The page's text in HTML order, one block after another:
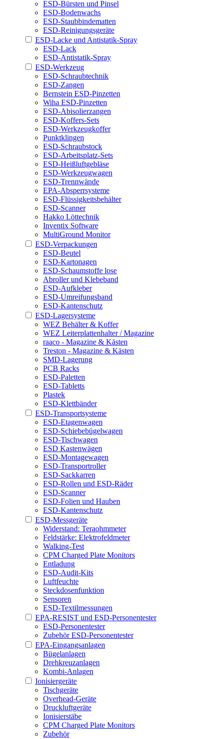
ESD-Bürsten und Pinsel
ESD-Bodenwachs
ESD-Staubbindematten
ESD-Reinigungsgeräte
ESD-Lacke und Antistatik-Spray
ESD-Lack
ESD-Antistatik-Spray
ESD-Werkzeug
ESD-Schraubtechnik
ESD-Zangen
Bernstein ESD-Pinzetten
Wiha ESD-Pinzetten
ESD-Abisolierzangen
ESD-Koffers-Sets
ESD-Werkzeugkoffer
Punktklingen
ESD-Schraubstock
ESD-Arbeitsplatz-Sets
ESD-Heißluftgebläse
ESD-Werkzeugwagen
ESD-Trennwände
EPA-Absperrsysteme
ESD-Flüssigkeitsbehälter
ESD-Scanner
Hakko Löttechnik
Inventix Software
MultiGround Monitor
ESD-Verpackungen
ESD-Beutel
ESD-Kartonagen
ESD-Schaumstoffe lose
Abroller und Klebeband
ESD-Aufkleber
ESD-Umreifungsband
ESD-Kantenschutz
ESD-Lagersysteme
WEZ Behälter & Koffer
WEZ Leiterplattenhalter / Magazine
raaco - Magazine & Kästen
Treston - Magazine & Kästen
SMD-Lagerung
PCB Racks
ESD-Paletten
ESD-Tabletts
Plastek
ESD-Klettbänder
ESD-Transportsysteme
ESD-Etagenwagen
ESD-Schiebebügelwagen
ESD-Tischwagen
ESD Kastenwägen
ESD-Montagewagen
ESD-Transportroller
ESD-Sackkarren
ESD-Rollen und ESD-Räder
ESD-Scanner
ESD-Folien und Hauben
ESD-Kantenschutz
ESD-Messgeräte
Widerstand: Teraohmmeter
Feldstärke: Elektrofeldmeter
Walking-Test
CPM Charged Plate Monitors
Entladung
ESD-Audit-Kits
Luftfeuchte
Steckdosenfunktion
Sensoren
ESD-Textilmessungen
EPA-RESIST und ESD-Personentester
ESD-Personentester
Zubehör ESD-Personentester
EPA-Eingangsanlagen
Bügelanlagen
Drehkreuzanlagen
Kombi-Anlagen
Ionisiergeräte
Tischgeräte
Overhead-Geräte
Druckluftgeräte
Ionisierstäbe
CPM Charged Plate Monitors
Zubehör